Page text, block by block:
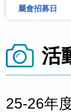
屬會招募日
活
25-26年